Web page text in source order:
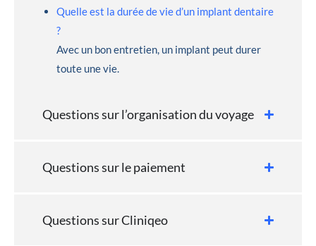
Quelle est la durée de vie d’un implant dentaire
?
Avec un bon entretien, un implant peut durer
toute une vie.
Questions sur l’organisation du voyage
Questions sur le paiement
Questions sur Cliniqeo